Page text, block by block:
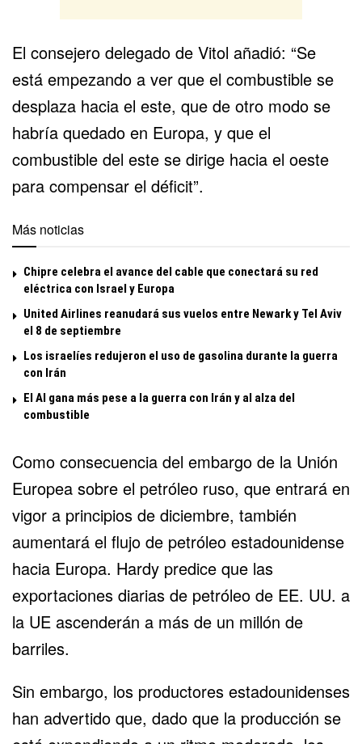
El consejero delegado de Vitol añadió: “Se
está empezando a ver que el combustible se
desplaza hacia el este, que de otro modo se
habría quedado en Europa, y que el
combustible del este se dirige hacia el oeste
para compensar el déficit”.
Más noticias
Chipre celebra el avance del cable que conectará su red
eléctrica con Israel y Europa
United Airlines reanudará sus vuelos entre Newark y Tel Aviv
el 8 de septiembre
Los israelíes redujeron el uso de gasolina durante la guerra
con Irán
El Al gana más pese a la guerra con Irán y al alza del
combustible
Como consecuencia del embargo de la Unión
Europea sobre el petróleo ruso, que entrará en
vigor a principios de diciembre, también
aumentará el flujo de petróleo estadounidense
hacia Europa. Hardy predice que las
exportaciones diarias de petróleo de EE. UU. a
la UE ascenderán a más de un millón de
barriles.
Sin embargo, los productores estadounidenses
han advertido que, dado que la producción se